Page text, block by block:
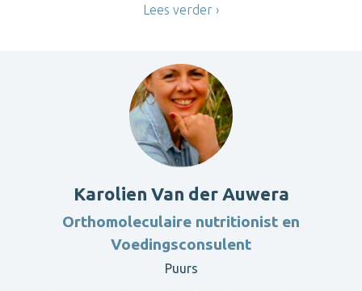
Lees verder
Karolien Van der Auwera
Orthomoleculaire nutritionist en
Voedingsconsulent
Puurs